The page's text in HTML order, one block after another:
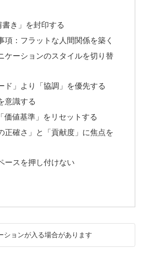
書き」を封印する
項：フラットな人間関係を築く
ケーションのスタイルを切り替
ド」より「協調」を優先する
意識する
価値基準」をリセットする
正確さ」と「貢献度」に焦点を
ースを押し付けない
ションが入る場合があります